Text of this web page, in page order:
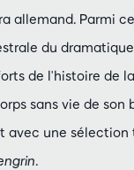
allemand. Parmi
du dramatique
de l'histoire de
sans vie de son
avec une sélection
.